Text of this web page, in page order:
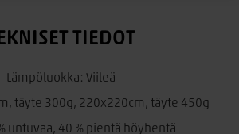
miellyttävää nukkumislämpötilaa koko
pehmeästä ja kestävästä 100 %
Luonnonmateriaalit tuntuvat
ja tukevat terveellistä
TIEDOT
Lämpöluokka: Viileä
täyte 300g, 220x220cm, täyte 450g
untuvaa, 40 % pientä höyhentä